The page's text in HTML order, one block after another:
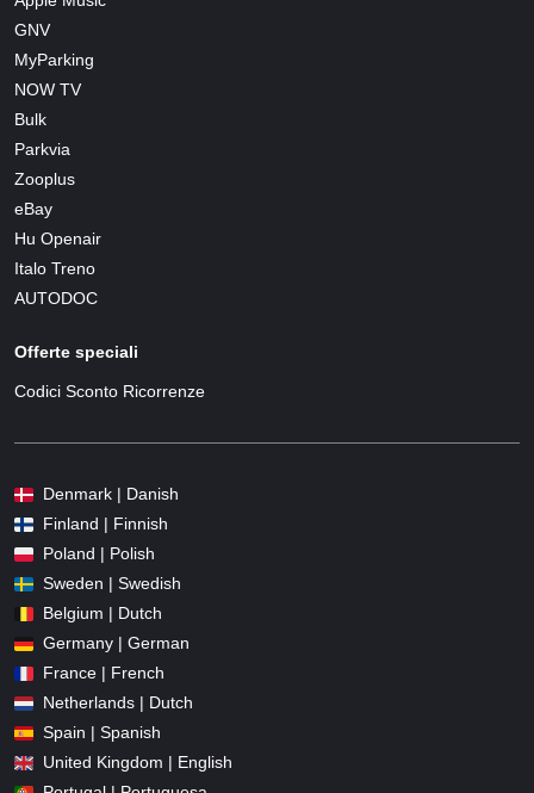
GNV
MyParking
NOW TV
Bulk
Parkvia
Zooplus
eBay
Hu Openair
Italo Treno
AUTODOC
Offerte speciali
Codici Sconto Ricorrenze
Denmark | Danish
Finland | Finnish
Poland | Polish
Sweden | Swedish
Belgium | Dutch
Germany | German
France | French
Netherlands | Dutch
Spain | Spanish
United Kingdom | English